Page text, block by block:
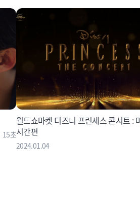
15초
월드쇼마켓 디즈니 프린세스 콘서트 :
시간편
2024.01.04